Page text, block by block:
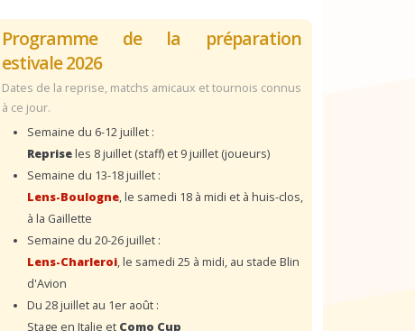
Programme de la préparation
estivale 2026
Dates de la reprise, matchs amicaux et tournois connus
à ce jour.
Semaine du 6-12 juillet :
Repriseles 8 juillet (staff) et 9 juillet (joueurs)
Semaine du 13-18 juillet :
Lens-Boulogne, le samedi 18 à midi et à huis-clos,
à la Gaillette
Semaine du 20-26 juillet :
Lens-Charleroi, le samedi 25 à midi, au stade Blin
d'Avion
Du 28 juillet au 1er août :
Stage en Italie et Como Cup